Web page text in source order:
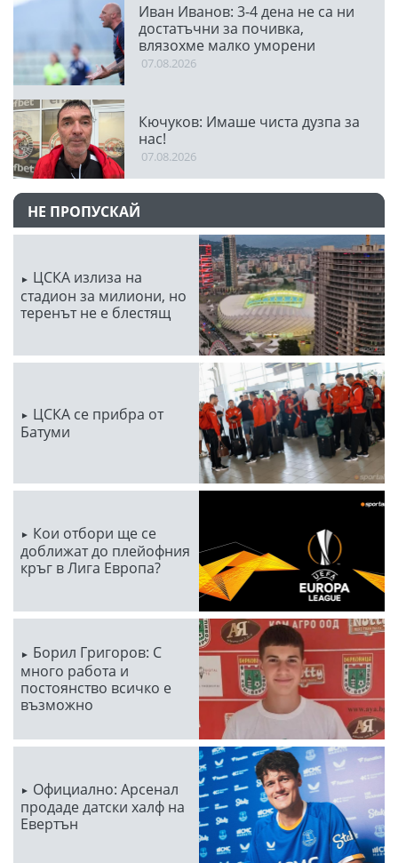
Иван Иванов: 3-4 дена не са ни
достатъчни за почивка,
влязохме малко уморени
07.08.2026
Кючуков: Имаше чиста дузпа за
нас!
07.08.2026
НЕ ПРОПУСКАЙ
ЦСКА излиза на
стадион за милиони, но
теренът не е блестящ
ЦСКА се прибра от
Батуми
Кои отбори ще се
доближат до плейофния
кръг в Лига Европа?
Борил Григоров: С
много работа и
постоянство всичко е
възможно
Официално: Арсенал
продаде датски халф на
Евертън